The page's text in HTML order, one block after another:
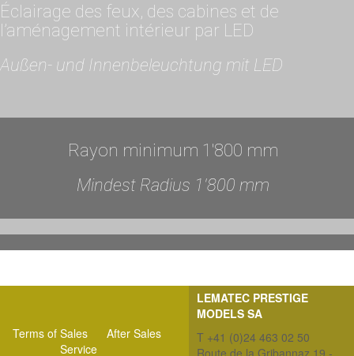
Éclairage des feux, des cabines et de
l’aménagement intérieur par LED
Außen- und Innenbeleuchtung mit LED
Rayon minimum 1'800 mm
Mindest Radius 1'800 mm
Terms of Sales
After Sales
Service
LEMATEC PRESTIGE
MODELS SA
T +41 (0)24 463 02 50
Route de la Gribannaz 19 -